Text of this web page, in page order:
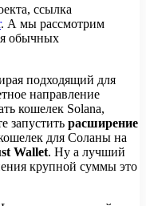
ссылка
. А мы рассмотрим
обычных
подходящий для
направление
кошелек Solana,
запустить расширение
для Cоланы на
Wallet. Ну а лучший
крупной суммы это